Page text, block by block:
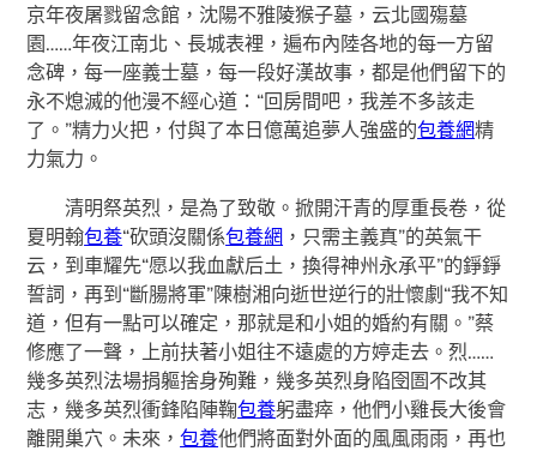
京年夜屠戮留念館，沈陽不雅陵猴子墓，云北國殤墓
園……年夜江南北、長城表裡，遍布內陸各地的每一方留
念碑，每一座義士墓，每一段好漢故事，都是他們留下的
永不熄滅的他漫不經心道：“回房間吧，我差不多該走
了。”精力火把，付與了本日億萬追夢人強盛的包養網精
力氣力。
清明祭英烈，是為了致敬。掀開汗青的厚重長卷，從
夏明翰包養“砍頭沒關係包養網 ，只需主義真”的英氣干
云，到車耀先“愿以我血獻后土，換得神州永承平”的錚錚
誓詞，再到“斷腸將軍”陳樹湘向逝世逆行的壯懷劇“我不知
道，但有一點可以確定，那就是和小姐的婚約有關。”蔡
修應了一聲，上前扶著小姐往不遠處的方婷走去。烈……
幾多英烈法場捐軀捨身殉難，幾多英烈身陷囹圄不改其
志，幾多英烈衝鋒陷陣鞠包養躬盡瘁，他們小雞長大後會
離開巢穴。未來，包養他們將面對外面的風風雨雨，再也